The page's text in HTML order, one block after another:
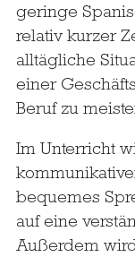
geringe
relativ kurzer
alltägliche
einer
Beruf zu
Im Unterricht
bequemes
auf eine
Außerdem